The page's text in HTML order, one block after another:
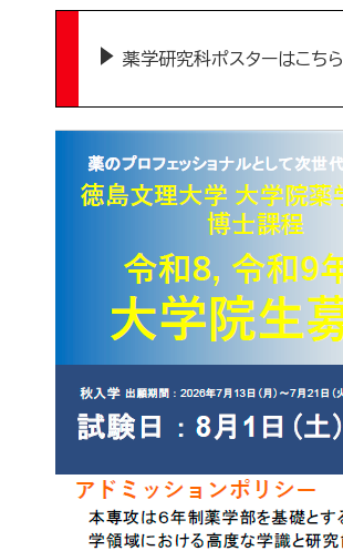
薬学研究科ポスターはこちら